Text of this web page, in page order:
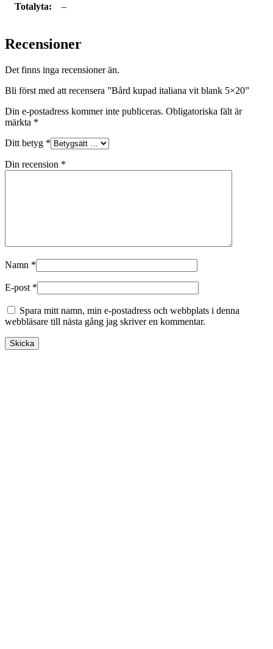
Totalyta: –
Recensioner
Det finns inga recensioner än.
Bli först med att recensera ”Bård kupad italiana vit blank 5×20”
Din e-postadress kommer inte publiceras. Obligatoriska fält är
märkta *
Ditt betyg *
Din recension *
Namn *
E-post *
Spara mitt namn, min e-postadress och webbplats i denna
webbläsare till nästa gång jag skriver en kommentar.